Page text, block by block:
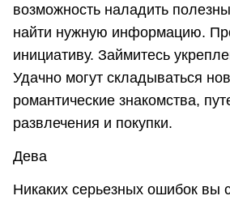
возможность наладить
найти нужную информацию.
инициативу. Займитесь
Удачно могут складываться
романтические знакомства,
развлечения и покупки.
Дева
Никаких серьезных ошибок вы